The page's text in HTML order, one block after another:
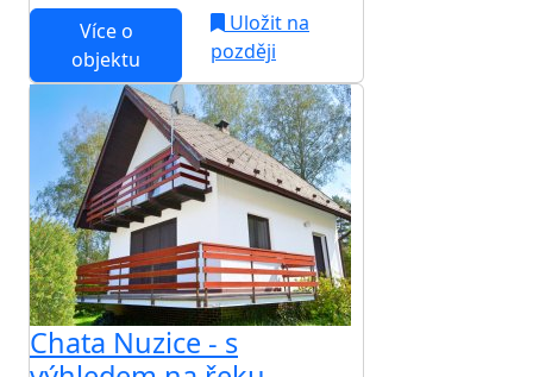
Více o
objektu
Uložit na
později
Chata Nuzice - s